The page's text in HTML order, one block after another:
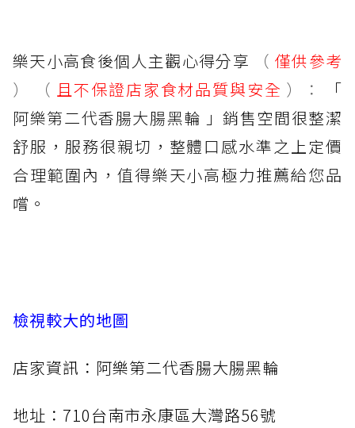
樂天小高食後個人主觀心得分享 （ 僅供參考
） （ 且不保證店家食材品質與安全 ）：
「
阿樂第二代香腸大腸黑輪 」銷售空間很整潔
舒服，服務很親切，整體口感水準之上定價
合理範圍內，值得樂天小高極力推薦給您品
嚐。
檢視較大的地圖
店家資訊：阿樂第二代香腸大腸黑輪
地址：710台南市永康區大灣路56號